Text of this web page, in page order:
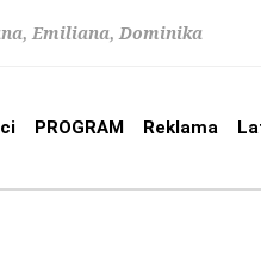
Emiliana, Dominika
PROGRAM Reklama